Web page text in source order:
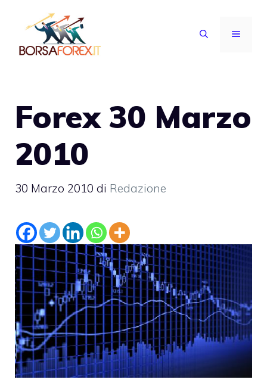
contenuto
MENU
Forex 30 Marzo
2010
30 Marzo 2010 di Redazione